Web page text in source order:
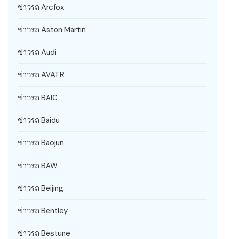
ข่าวรถ Arcfox
ข่าวรถ Aston Martin
ข่าวรถ Audi
ข่าวรถ AVATR
ข่าวรถ BAIC
ข่าวรถ Baidu
ข่าวรถ Baojun
ข่าวรถ BAW
ข่าวรถ Beijing
ข่าวรถ Bentley
ข่าวรถ Bestune